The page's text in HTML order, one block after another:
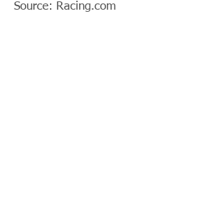
Source: Racing.com